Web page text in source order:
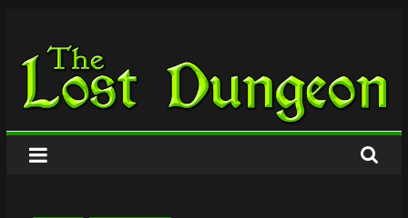
springen
The
Lost
Dungeon